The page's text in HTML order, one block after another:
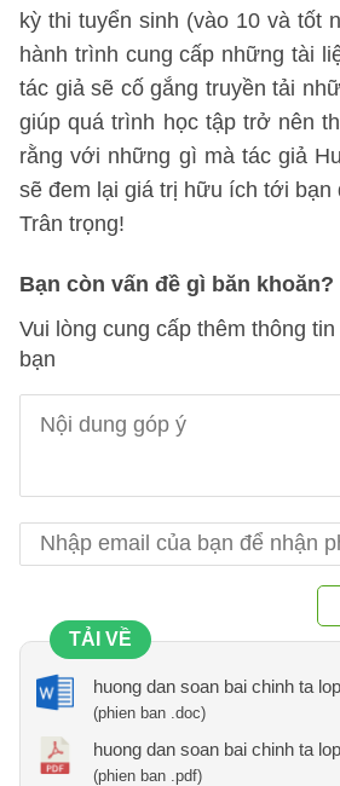
kỳ thi tuyển sinh (vào 10 và tốt
hành trình cung cấp những tài
tác giả sẽ cố gắng truyền tải
giúp quá trình học tập trở nên
rằng với những gì mà tác giả
sẽ đem lại giá trị hữu ích tới bạn
Trân trọng!
Bạn còn vấn đề gì băn khoăn?
Vui lòng cung cấp thêm thông
bạn
TẢI VỀ
huong dan soan bai chinh ta
(phien ban .doc)
huong dan soan bai chinh ta
(phien ban .pdf)